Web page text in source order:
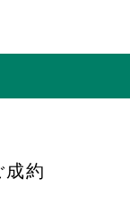
約